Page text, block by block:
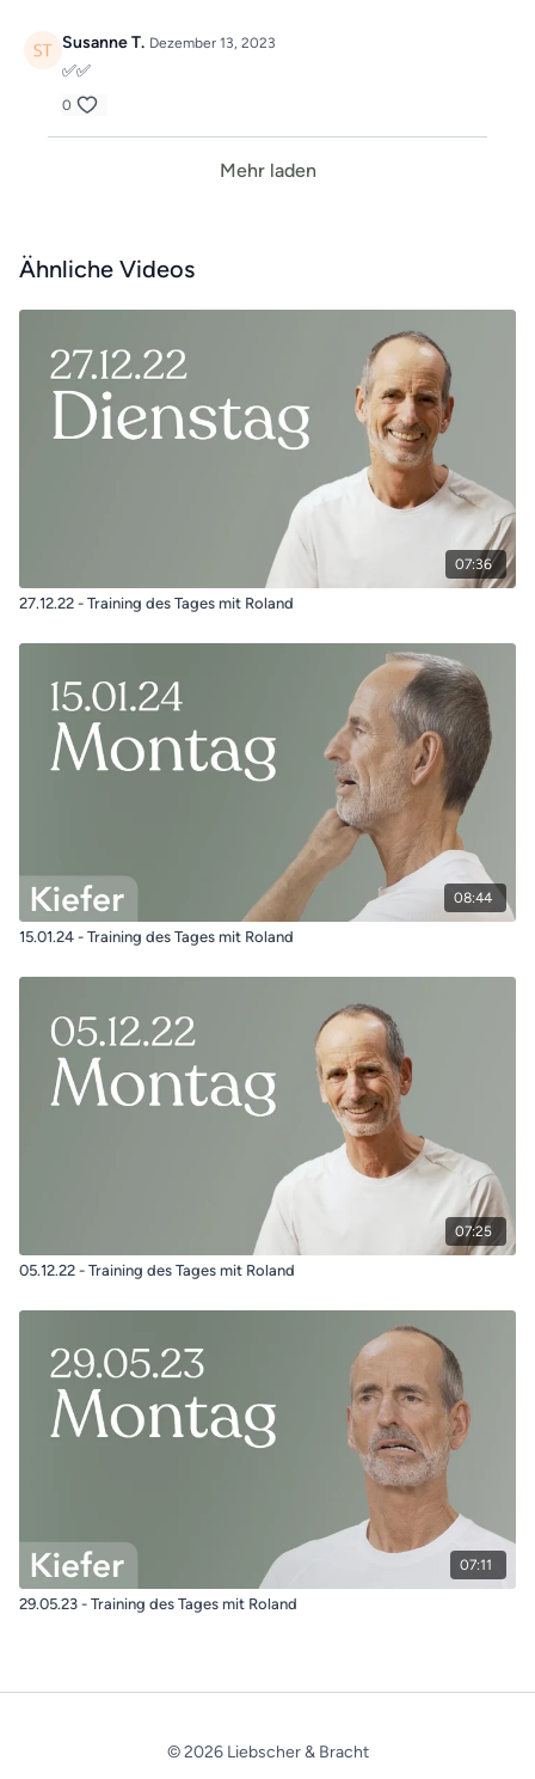
Susanne T. Dezember 13, 2023
✅️✅️
0
Mehr laden
Ähnliche Videos
07:36
27.12.22 - Training des Tages mit Roland
08:44
15.01.24 - Training des Tages mit Roland
07:25
05.12.22 - Training des Tages mit Roland
07:11
29.05.23 - Training des Tages mit Roland
© 2026 Liebscher & Bracht